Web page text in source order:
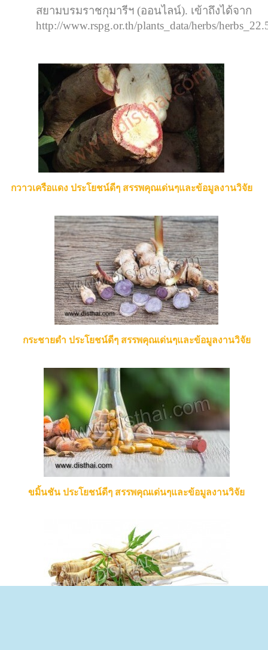
สยามบรมราชกุมารีฯ (ออนไลน์). เข้าถึงได้จาก
http://www.rspg.or.th/plants_data/herbs/
กวาวเครือแดง ประโยชน์ดีๆ สรรพคุณเด่นๆและข้อมูลงานวิจัย
กระชายดำ ประโยชน์ดีๆ สรรพคุณเด่นๆและข้อมูลงานวิจัย
ขมิ้นชัน ประโยชน์ดีๆ สรรพคุณเด่นๆและข้อมูลงานวิจัย